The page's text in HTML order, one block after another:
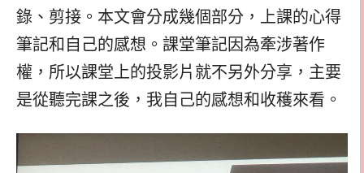
錄、剪接。本文會分成幾個部分，上課的心得
筆記和自己的感想。課堂筆記因為牽涉著作
權，所以課堂上的投影片就不另外分享，主要
是從聽完課之後，我自己的感想和收穫來看。